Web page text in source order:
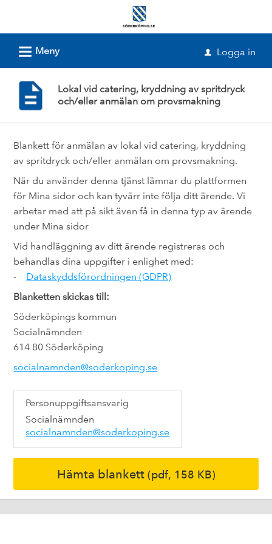
Söderköpings
L Meny u Logga in
Lokal vid catering, kryddning av spritdryck
och/eller anmälan om provsmakning
Blankett för anmälan av lokal vid catering, kryddning
av spritdryck och/eller anmälan om provsmakning.
När du använder denna tjänst lämnar du plattformen
för Mina sidor och kan tyvärr inte följa ditt ärende. Vi
arbetar med att på sikt även få in denna typ av ärende
under Mina sidor
Vid handläggning av ditt ärende registreras och
behandlas dina uppgifter i enlighet med:
- Dataskyddsförordningen (GDPR)
Blanketten skickas till:
Söderköpings kommun
Socialnämnden
614 80 Söderköping
socialnamnden@soderkoping.se
Personuppgiftsansvarig
Socialnämnden
socialnamnden@soderkoping.se
Hämta blankett(pdf, 158 KB)